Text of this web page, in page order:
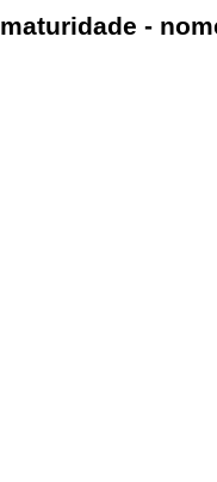
maturidade -